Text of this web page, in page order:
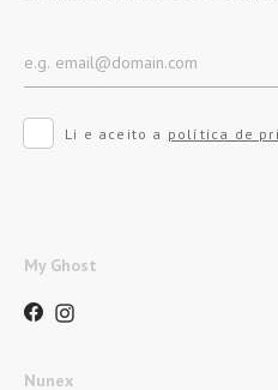
Li e aceito a política de
My Ghost
Nunex